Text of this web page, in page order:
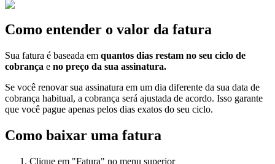
Como entender o valor da fatura
Sua fatura é baseada em quantos dias restam no seu ciclo de
cobrança e no preço da sua assinatura.
Se você renovar sua assinatura em um dia diferente da sua data de
cobrança habitual, a cobrança será ajustada de acordo. Isso garante
que você pague apenas pelos dias exatos do seu ciclo.
Como baixar uma fatura
Clique em "Fatura" no menu superior